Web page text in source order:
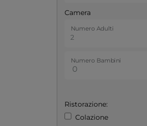
Camera
Numero Adulti
Numero Bambini
Ristorazione:
Colazione